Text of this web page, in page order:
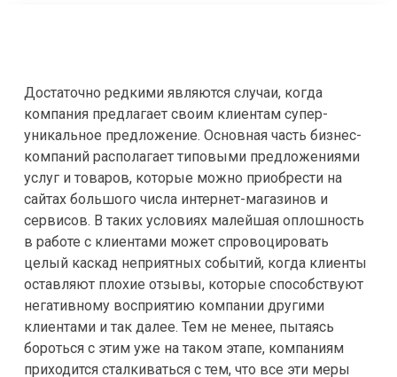
Достаточно редкими являются случаи, когда
компания предлагает своим клиентам супер-
уникальное предложение. Основная часть бизнес-
компаний располагает типовыми предложениями
услуг и товаров, которые можно приобрести на
сайтах большого числа интернет-магазинов и
сервисов. В таких условиях малейшая оплошность
в работе с клиентами может спровоцировать
целый каскад неприятных событий, когда клиенты
оставляют плохие отзывы, которые способствуют
негативному восприятию компании другими
клиентами и так далее. Тем не менее, пытаясь
бороться с этим уже на таком этапе, компаниям
приходится сталкиваться с тем, что все эти меры